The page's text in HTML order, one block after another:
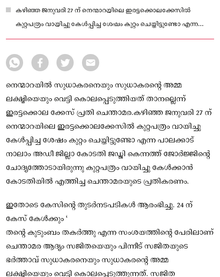
കഴിഞ്ഞ ജനുവരി 27 ന് നെന്മാറയിലെ ഇരട്ടക്കൊലക്കേസിൽ
കുറ്റപത്രം വായിച്ചു കേൾപ്പിച്ച ശേഷം കുറ്റം ചെയ്തിട്ടുണ്ടോ എന്ന
പാലക്കാട് നാലാം അഡീ ജില്ലാ കോടതി
നെന്മാറയിൽ സുധാകരനെയും സുധാകരന്റെ അമ്മ
ലക്ഷ്മിയെയും വെട്ടി കൊലപ്പെടുത്തിയത് താനല്ലെന്ന്
ഇരട്ടക്കൊല ക്കേസ് പ്രതി ചെന്താമര.കഴിഞ്ഞ ജനുവരി 27 ന്
നെന്മാറയിലെ ഇരട്ടക്കൊലക്കേസിൽ കുറ്റപത്രം വായിച്ചു
കേൾപ്പിച്ച ശേഷം കുറ്റം ചെയ്തിട്ടുണ്ടോ എന്ന പാലക്കാട്
നാലാം അഡീ ജില്ലാ കോടതി ജഡ്ജി കെന്നത്ത് ജോർജ്ജിൻ്റെ
ചോദ്യത്തോടായിരുന്നു കുറ്റപത്രം വായിച്ചു കേൾക്കാൻ
കോടതിയിൽ എത്തിച്ച ചെന്താമരയുടെ പ്രതികരണം.
ഇതോടെ കേസിന്റെ തുടർനടപടികൾ ആരംഭിച്ചു. 24 ന്
കേസ് കേൾക്കും ‘
തന്റെ കുടുംബം തകർത്തു എന്ന സംശയത്തിന്റെ പേരിലാണ്
ചെന്താമര ആദ്യം സജിതയെയും പിന്നീട് സജിതയുടെ
ഭർത്താവ് സുധാകരനെയും സുധാകരന്റെ അമ്മ
ലക്ഷ്മിയെയും വെട്ടി കൊലപ്പെടുത്തുന്നത്. സജിത